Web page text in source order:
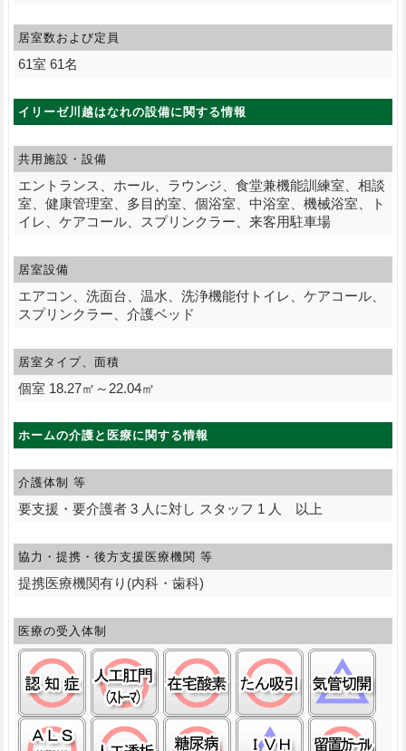
居室数および定員
61室 61名
イリーゼ川越はなれの設備に関する情報
共用施設・設備
エントランス、ホール、ラウンジ、食堂兼機能訓練室、相談
室、健康管理室、多目的室、個浴室、中浴室、機械浴室、ト
イレ、ケアコール、スプリンクラー、来客用駐車場
居室設備
エアコン、洗面台、温水、洗浄機能付トイレ、ケアコール、
スプリンクラー、介護ベッド
居室タイプ、面積
個室 18.27㎡～22.04㎡
ホームの介護と医療に関する情報
介護体制 等
要支援・要介護者 3 人に対し スタッフ 1 人 以上
協力・提携・後方支援 医療機関 等
提携医療機関有り(内科・歯科)
医療の受入体制
認知症:○ ストーマ(人工肛門):○
在宅酸素:○ たん吸引:○ 気
筋萎縮性側索硬化症(ＡＬＳ):○
人工透析:○ 糖尿病(インスリン):○
中心静脈栄養(
留